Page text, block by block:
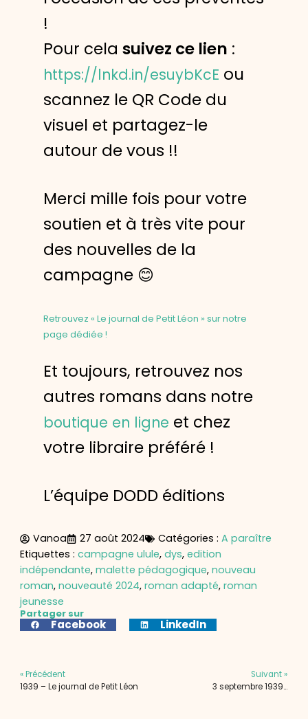
!
Pour celasuivez ce lien :
https://lnkd.in/esuybKcE ou
scannez le QR Code du
visuel et partagez-le
autour de vous !!
Merci mille fois pour votre
soutien et à très vite pour
des nouvelles de la
campagne 😊
Retrouvez « Le journal de Petit Léon » sur notre
page dédiée !
Et toujours, retrouvez nos
autres romans dans notre
boutique en ligne et chez
votre libraire préféré !
L’équipe DODD éditions
Vanoa 27 août 2024 Catégories : A paraître
Etiquettes : campagne ulule, dys, edition
indépendante, malette pédagogique, nouveau
roman, nouveauté 2024, roman adapté, roman
jeunesse
Partager sur
Facebook LinkedIn
« Précédent
1939 – Le journal de Petit Léon
Suivant »
3 septembre 1939…